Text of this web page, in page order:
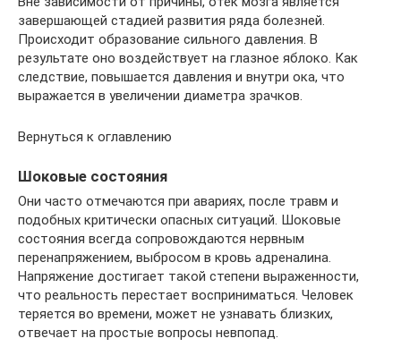
завершающей стадией развития ряда болезней.
Происходит образование сильного давления. В
результате оно воздействует на глазное яблоко. Как
следствие, повышается давления и внутри ока, что
выражается в увеличении диаметра зрачков.
Вернуться к оглавлению
Шоковые состояния
Они часто отмечаются при авариях, после травм и
подобных критически опасных ситуаций. Шоковые
состояния всегда сопровождаются нервным
перенапряжением, выбросом в кровь адреналина.
Напряжение достигает такой степени выраженности,
что реальность перестает восприниматься. Человек
теряется во времени, может не узнавать близких,
отвечает на простые вопросы невпопад.